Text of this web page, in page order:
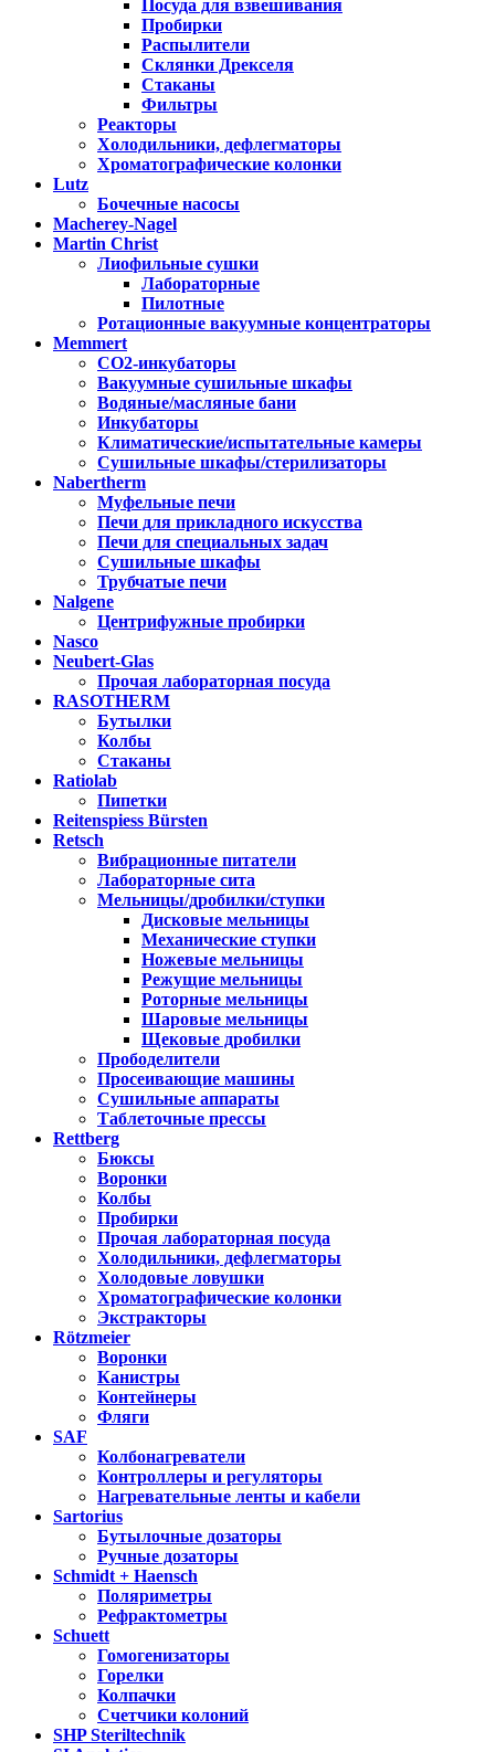
Посуда для взвешивания
Пробирки
Распылители
Склянки Дрекселя
Стаканы
Фильтры
Реакторы
Холодильники, дефлегматоры
Хроматографические колонки
Lutz
Бочечные насосы
Macherey-Nagel
Martin Christ
Лиофильные сушки
Лабораторные
Пилотные
Ротационные вакуумные концентраторы
Memmert
CO2-инкубаторы
Вакуумные сушильные шкафы
Водяные/масляные бани
Инкубаторы
Климатические/испытательные камеры
Сушильные шкафы/стерилизаторы
Nabertherm
Муфельные печи
Печи для прикладного искусства
Печи для специальных задач
Сушильные шкафы
Трубчатые печи
Nalgene
Центрифужные пробирки
Nasco
Neubert-Glas
Прочая лабораторная посуда
RASOTHERM
Бутылки
Колбы
Стаканы
Ratiolab
Пипетки
Reitenspiess Bürsten
Retsch
Вибрационные питатели
Лабораторные сита
Мельницы/дробилки/ступки
Дисковые мельницы
Механические ступки
Ножевые мельницы
Режущие мельницы
Роторные мельницы
Шаровые мельницы
Щековые дробилки
Прободелители
Просеивающие машины
Сушильные аппараты
Таблеточные прессы
Rettberg
Бюксы
Воронки
Колбы
Пробирки
Прочая лабораторная посуда
Холодильники, дефлегматоры
Холодовые ловушки
Хроматографические колонки
Экстракторы
Rötzmeier
Воронки
Канистры
Контейнеры
Фляги
SAF
Колбонагреватели
Контроллеры и регуляторы
Нагревательные ленты и кабели
Sartorius
Бутылочные дозаторы
Ручные дозаторы
Schmidt + Haensch
Поляриметры
Рефрактометры
Schuett
Гомогенизаторы
Горелки
Колпачки
Счетчики колоний
SHP Steriltechnik